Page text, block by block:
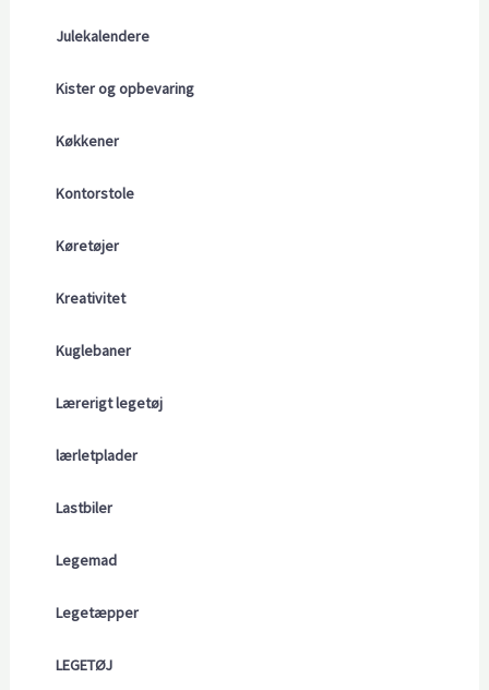
Julekalendere
Kister og opbevaring
Køkkener
Kontorstole
Køretøjer
Kreativitet
Kuglebaner
Lærerigt legetøj
lærletplader
Lastbiler
Legemad
Legetæpper
LEGETØJ